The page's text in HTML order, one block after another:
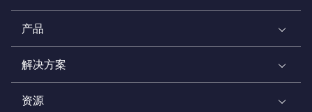
产品
解决方案
资源